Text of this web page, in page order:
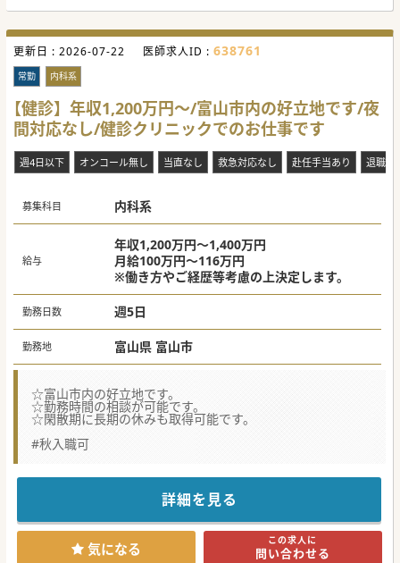
更新日 : 2026-07-22 医師求人ID : 638761
常勤 内科系
【健診】年収1,200万円～/富山市内の好立地です/夜
間対応なし/健診クリニックでのお仕事です
週4日以下 オンコール無し 当直なし 救急対応なし 赴任手当あり 退職金
募集科目 内科系
給与
年収1,200万円～1,400万円
月給100万円～116万円
※働き方やご経歴等考慮の上決定します。
勤務日数 週5日
勤務地 富山県 富山市
☆富山市内の好立地です。
☆勤務時間の相談が可能です。
☆閑散期に長期の休みも取得可能です。
#秋入職可
詳細を見る
気になる この求人に
問い合わせる